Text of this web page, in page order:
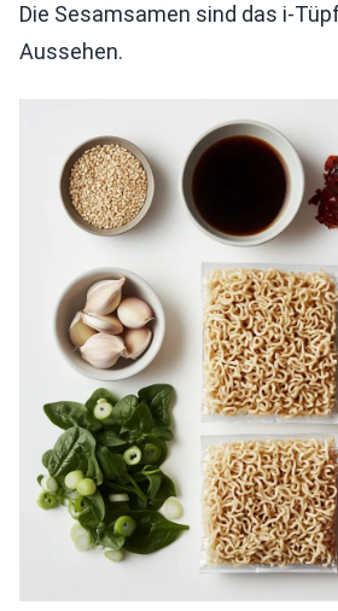
Die Sesamsamen sind das i-
Aussehen.